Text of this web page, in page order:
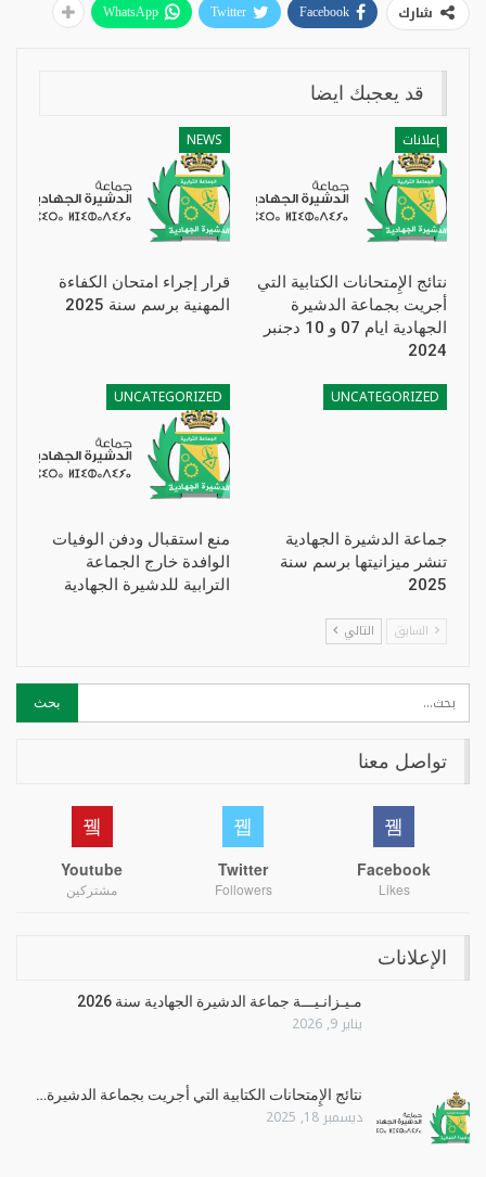
شارك Facebook
Twitter
WhatsApp
قد يعجبك ايضا
إعلانات
نتائج الإِمتحانات الكتابية التي
أجريت بجماعة الدشيرة
الجهادية ايام 07 و 10 دجنبر
2024
NEWS
قرار إجراء امتحان الكفاءة
المهنية برسم سنة 2025
UNCATEGORIZED
جماعة الدشيرة الجهادية
تنشر ميزانيتها برسم سنة
2025
UNCATEGORIZED
منع استقبال ودفن الوفيات
الوافدة خارج الجماعة
الترابية للدشيرة الجهادية
السابق التالي
تواصل معنا
Facebook
Likes
Twitter
Followers
Youtube
مشتركين
الإعلانات
مـيـزانـيـــة جماعة الدشيرة الجهادية سنة 2026
يناير 9, 2026
نتائج الإِمتحانات الكتابية التي أجريت بجماعة الدشيرة…
ديسمبر 18, 2025